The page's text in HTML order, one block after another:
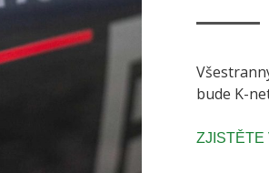
bude K-
ZJISTĚTE